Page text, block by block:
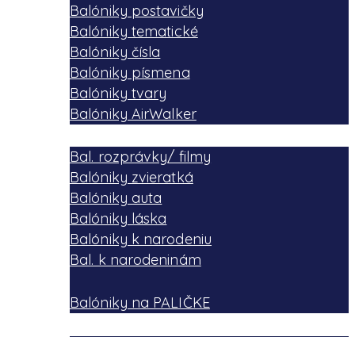
Balóniky postavičky
Balóniky tematické
Balóniky čísla
Balóniky písmena
Balóniky tvary
Balóniky AirWalker
Bal. rozprávky/ filmy
Balóniky zvieratká
Balóniky auta
Balóniky láska
Balóniky k narodeniu
Bal. k narodeninám
Balóniky na PALIČKE